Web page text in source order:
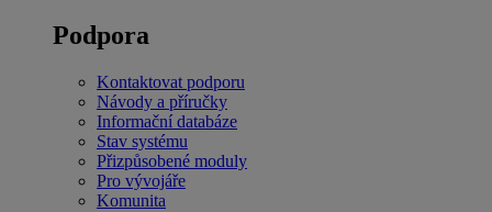
Podpora
Kontaktovat podporu
Návody a příručky
Informační databáze
Stav systému
Přizpůsobené moduly
Pro vývojáře
Komunita